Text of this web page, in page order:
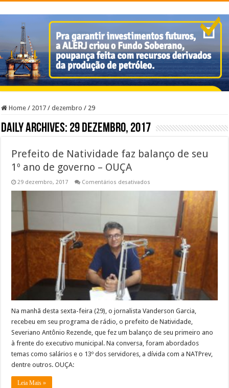
Home / 2017 / dezembro / 29
Daily Archives: 29 dezembro, 2017
Prefeito de Natividade faz balanço de seu
1º ano de governo – OUÇA
29 dezembro, 2017 Comentários desativados
balanço
1º
ano
de
governo
–
OUÇA
Na manhã desta sexta-feira (29), o jornalista Vanderson Garcia,
recebeu em seu programa de rádio, o prefeito de Natividade,
Severiano Antônio Rezende, que fez um balanço de seu primeiro ano
à frente do executivo municipal. Na conversa, foram abordados
temas como salários e o 13º dos servidores, a dívida com a NATPrev,
dentre outros. OUÇA:
Leia Mais »